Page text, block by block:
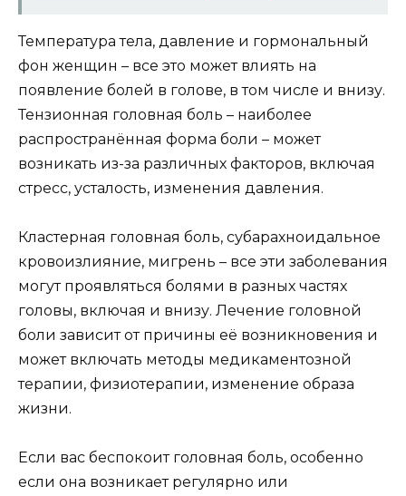
Температура тела, давление и гормональный
фон женщин – все это может влиять на
появление болей в голове, в том числе и внизу.
Тензионная головная боль – наиболее
распространённая форма боли – может
возникать из-за различных факторов, включая
стресс, усталость, изменения давления.
Кластерная головная боль, субарахноидальное
кровоизлияние, мигрень – все эти заболевания
могут проявляться болями в разных частях
головы, включая и внизу. Лечение головной
боли зависит от причины её возникновения и
может включать методы медикаментозной
терапии, физиотерапии, изменение образа
жизни.
Если вас беспокоит головная боль, особенно
если она возникает регулярно или